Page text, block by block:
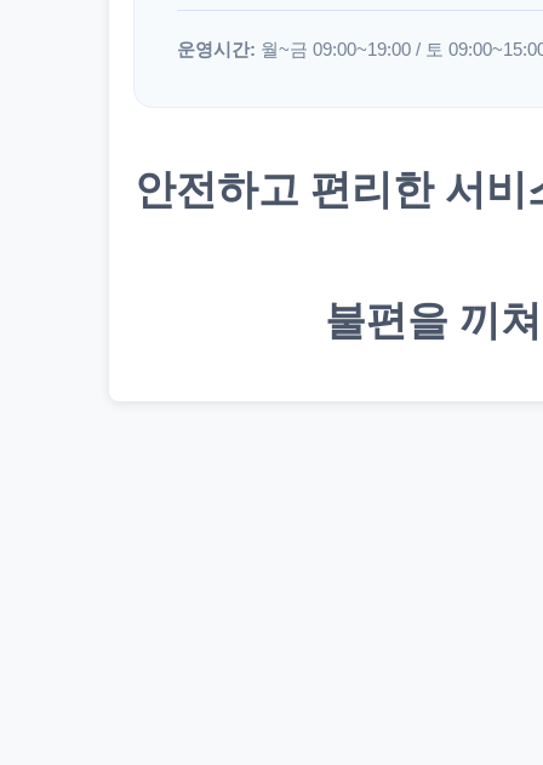
운영시간: 월~금 09:00~19:00 / 토
안전하고 편리한 서
불편을 끼